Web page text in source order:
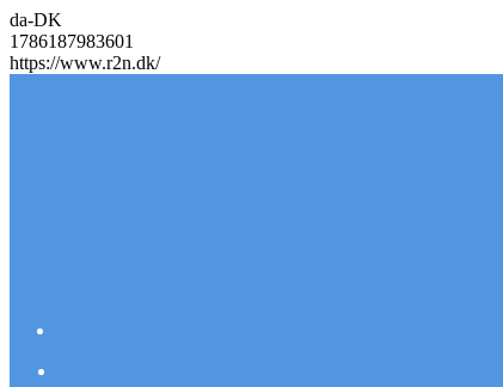
da-DK
1786187983601
https://www.r2n.dk/